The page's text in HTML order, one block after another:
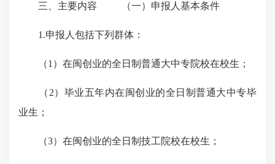
三、主要内容 （一）申报人基本条件
1.申报人包括下列群体：
（1）在闽创业的全日制普通大中专院校在校生；
（2）毕业五年内在闽创业的全日制普通大中专毕
业生；
（3）在闽创业的全日制技工院校在校生；